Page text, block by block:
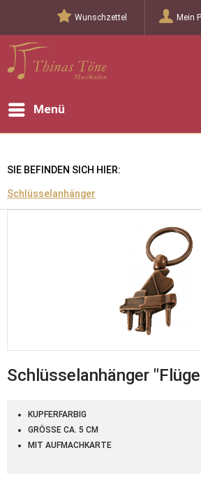
Wunschzettel Mein
Menü
SIE BEFINDEN SICH HIER:
Schlüsselanhänger
Schlüsselanhänger
KUPFERFARBIG
GRÖSSE CA. 5 CM
MIT AUFMACHKARTE